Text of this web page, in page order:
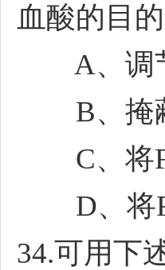
血酸的目的
A、调
B、掩
C、将
D、将
34.可用下